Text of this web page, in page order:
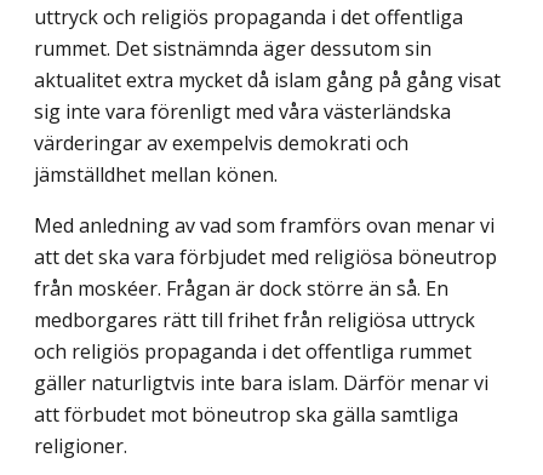
uttryck och religiös propaganda i det offentliga
rummet. Det sistnämnda äger dessutom sin
aktualitet extra mycket då islam gång på gång visat
sig inte vara förenligt med våra västerländska
värderingar av exempelvis demokrati och
jämställdhet mellan könen.
Med anledning av vad som framförs ovan menar vi
att det ska vara förbjudet med religiösa böneutrop
från moskéer. Frågan är dock större än så. En
medborgares rätt till frihet från religiösa uttryck
och religiös propaganda i det offentliga rummet
gäller naturligtvis inte bara islam. Därför menar vi
att förbudet mot böneutrop ska gälla samtliga
religioner.